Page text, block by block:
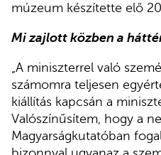
múzeum készítette elő
Mi zajlott közben a
„A miniszterrel való
számomra teljesen
kiállítás kapcsán a
Valószínűsítem, hogy a
Magyarságkutatóban